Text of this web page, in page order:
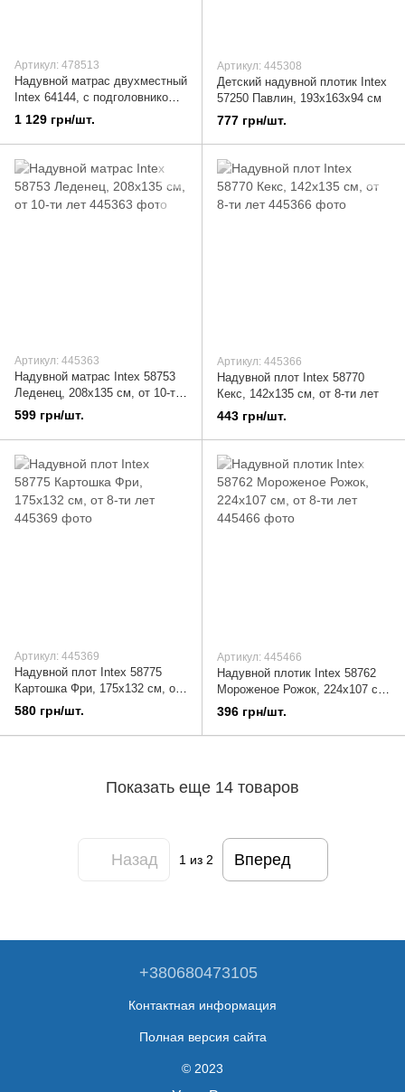
Артикул: 478513
Надувной матрас двухместный
Intex 64144, с подголовником,
183x203x25 см
1 129 грн/шт.
Артикул: 445308
Детский надувной плотик Intex
57250 Павлин, 193х163х94 см
777 грн/шт.
Артикул: 445363
Надувной матрас Intex 58753
Леденец, 208х135 см, от 10-ти
лет
599 грн/шт.
Артикул: 445366
Надувной плот Intex 58770
Кекс, 142х135 см, от 8-ти лет
443 грн/шт.
Артикул: 445369
Надувной плот Intex 58775
Картошка Фри, 175х132 см, от
8-ти лет
580 грн/шт.
Артикул: 445466
Надувной плотик Intex 58762
Мороженое Рожок, 224х107 см,
от 8-ти лет
396 грн/шт.
Показать еще 14 товаров
Назад 1из 2 Вперед
+380680473105
Контактная информация
Полная версия сайта
© 2023